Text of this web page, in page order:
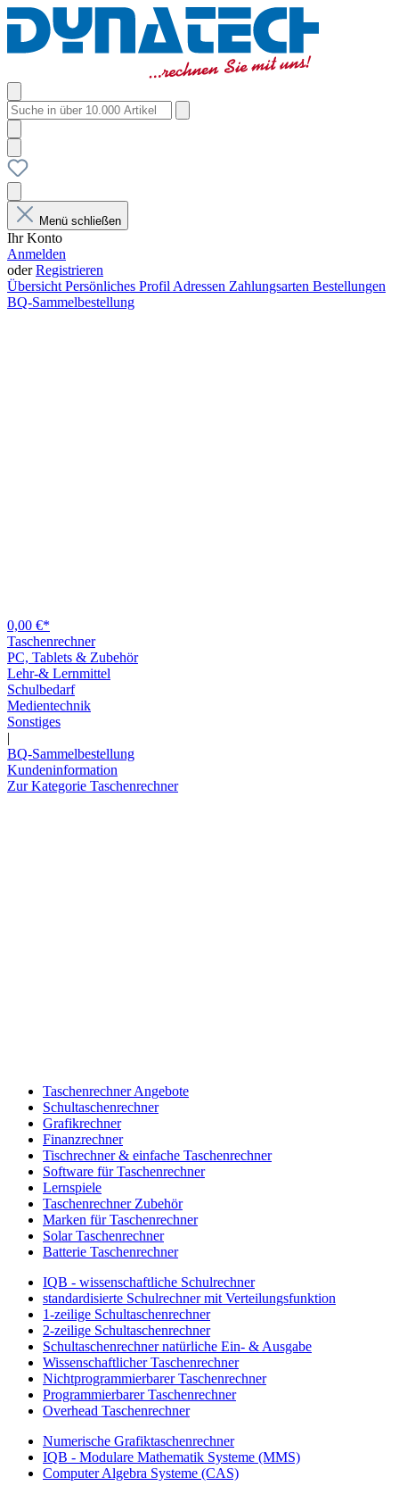
Menü schließen
Ihr Konto
Anmelden
oderRegistrieren
Übersicht Persönliches Profil Adressen Zahlungsarten Bestellungen
BQ-Sammelbestellung
0,00 €*
Taschenrechner
PC, Tablets & Zubehör
Lehr-& Lernmittel
Schulbedarf
Medientechnik
Sonstiges
|
BQ-Sammelbestellung
Kundeninformation
Zur Kategorie Taschenrechner
Taschenrechner Angebote
Schultaschenrechner
Grafikrechner
Finanzrechner
Tischrechner & einfache Taschenrechner
Software für Taschenrechner
Lernspiele
Taschenrechner Zubehör
Marken für Taschenrechner
Solar Taschenrechner
Batterie Taschenrechner
IQB - wissenschaftliche Schulrechner
standardisierte Schulrechner mit Verteilungsfunktion
1-zeilige Schultaschenrechner
2-zeilige Schultaschenrechner
Schultaschenrechner natürliche Ein- & Ausgabe
Wissenschaftlicher Taschenrechner
Nichtprogrammierbarer Taschenrechner
Programmierbarer Taschenrechner
Overhead Taschenrechner
Numerische Grafiktaschenrechner
IQB - Modulare Mathematik Systeme (MMS)
Computer Algebra Systeme (CAS)